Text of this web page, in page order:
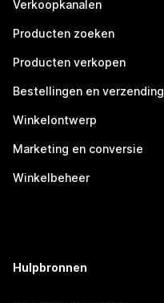
Verkoopkanalen
Producten zoeken
Producten verkopen
Bestellingen en verzending
Winkelontwerp
Marketing en conversie
Winkelbeheer
Hulpbronnen